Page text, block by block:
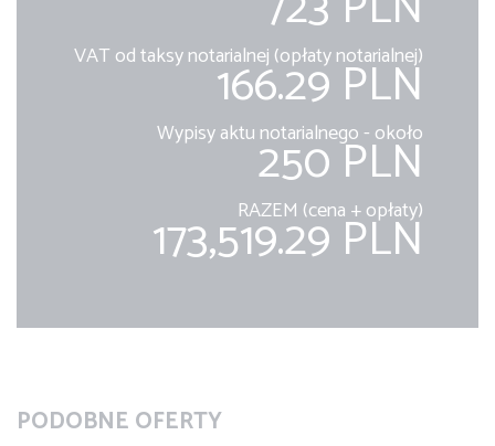
VAT od taksy notarialnej (opłaty notarialnej)
166.29 PLN
Wypisy aktu notarialnego - około
250 PLN
RAZEM (cena + opłaty)
173,519.29 PLN
PODOBNE OFERTY